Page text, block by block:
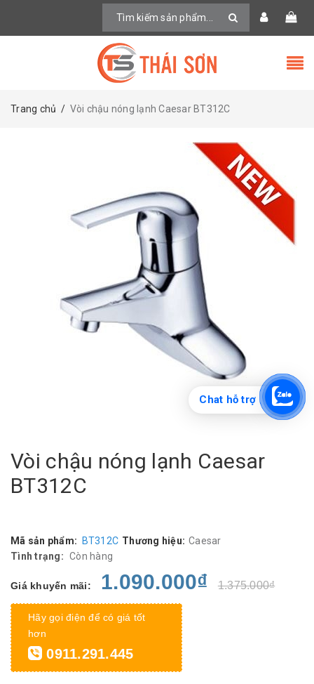
Trang chủ / Vòi chậu nóng lạnh Caesar BT312C
Vòi chậu nóng lạnh Caesar
BT312C
Mã sản phẩm: BT312C Thương hiệu: Caesar
Tình trạng: Còn hàng
Giá khuyến mãi: 1.090.000₫ 1.375.000₫
Hãy gọi điện để có giá tốt
hơn
0911.291.445
Chat hỗ trợ